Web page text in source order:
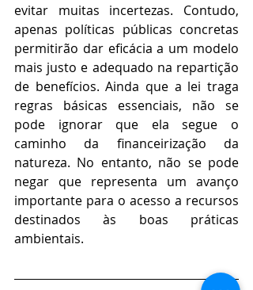
evitar muitas incertezas. Contudo,
apenas políticas públicas concretas
permitirão dar eficácia a um modelo
mais justo e adequado na repartição
de benefícios. Ainda que a lei traga
regras básicas essenciais, não se
pode ignorar que ela segue o
caminho da financeirização da
natureza. No entanto, não se pode
negar que representa um avanço
importante para o acesso a recursos
destinados às boas práticas
ambientais.